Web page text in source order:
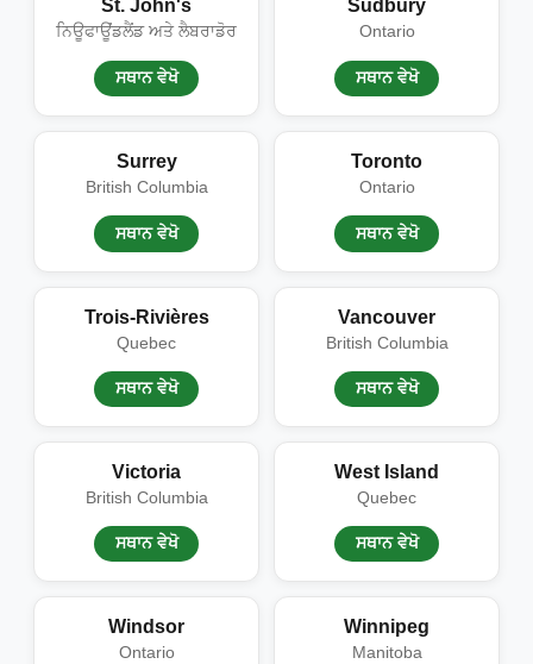
St. John's
ਨਿਊਫਾਊਂਡਲੈਂਡ ਅਤੇ ਲੈਬਰਾਡੋਰ
ਸਥਾਨ ਵੇਖੋ
Sudbury
Ontario
ਸਥਾਨ ਵੇਖੋ
Surrey
British Columbia
ਸਥਾਨ ਵੇਖੋ
Toronto
Ontario
ਸਥਾਨ ਵੇਖੋ
Trois-Rivières
Quebec
ਸਥਾਨ ਵੇਖੋ
Vancouver
British Columbia
ਸਥਾਨ ਵੇਖੋ
Victoria
British Columbia
ਸਥਾਨ ਵੇਖੋ
West Island
Quebec
ਸਥਾਨ ਵੇਖੋ
Windsor
Ontario
Winnipeg
Manitoba